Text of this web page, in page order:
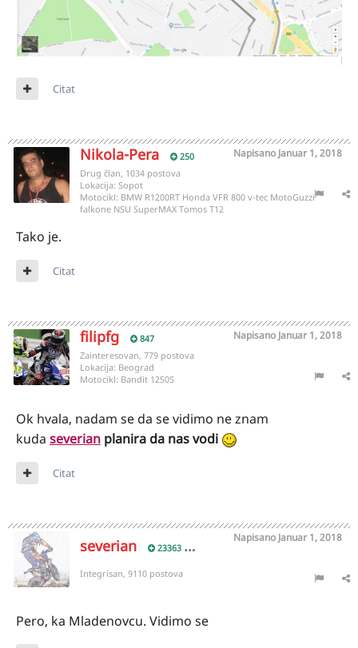
Citat
Nikola-Pera 250 Napisano Januar 1, 2018
Drug član, 1034 postova
Lokacija: Sopot
Motocikl: BMW R1200RT Honda VFR 800 v-tec MotoGuzzi
falkone NSU SuperMAX Tomos T12
Tako je.
Citat
filipfg 847 Napisano Januar 1, 2018
Zainteresovan, 779 postova
Lokacija: Beograd
Motocikl: Bandit 1250S
Ok hvala, nadam se da se vidimo ne znam
kuda severian planira da nas vodi
Citat
severian 23363
Napisano Januar 1, 2018
Integrisan, 9110 postova
Pero, ka Mladenovcu. Vidimo se